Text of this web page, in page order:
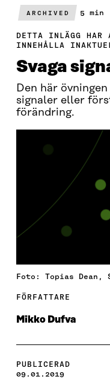
ARCHIVED 5 min
DETTA INLÄGG HAR
INNEHÅLLA
Svaga
Den här
signaler eller
förändring.
Foto: Topias Dean,
FÖRFATTARE
Mikko Dufva
PUBLICERAD
09.01.2019